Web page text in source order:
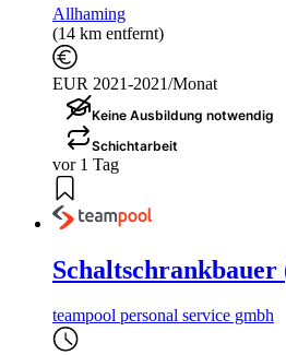
Allhaming
(14 km entfernt)
EUR 2021-2021/Monat
Keine Ausbildung notwendig
Schichtarbeit
vor 1 Tag
Schaltschrankbauer
teampool personal service gmbh